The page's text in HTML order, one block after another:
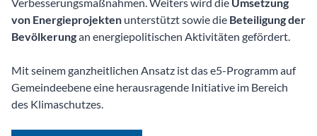
von Energieprojekten unterstützt sowie die Beteiligung der
Bevölkerungan energiepolitischen Aktivitäten gefördert.
Mit seinem ganzheitlichen Ansatz ist das e5-Programm auf
Gemeindeebene eine herausragende Initiative im Bereich
des Klimaschutzes.